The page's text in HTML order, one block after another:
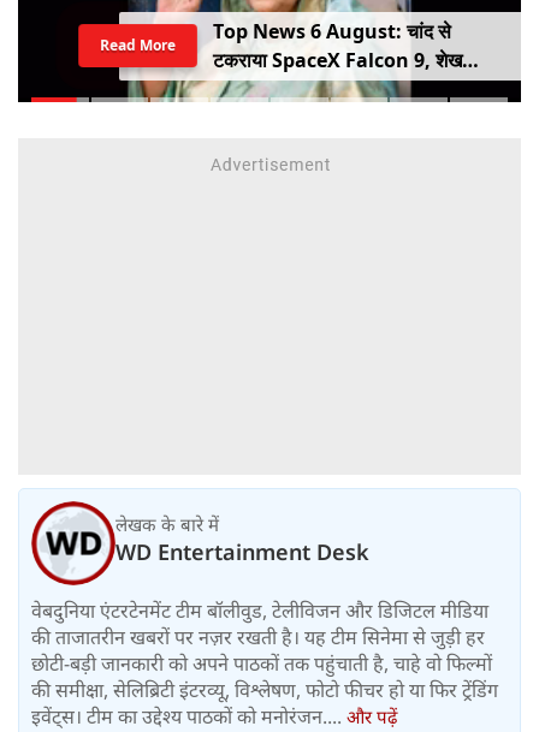
Top News 6 August: चांद से
टकराया SpaceX Falcon 9, शेख
हसीना की घर वापसी का ऐलान, MP में बस
Read More
लेखक के बारे में
WD Entertainment Desk
वेबदुनिया एंटरटेनमेंट टीम बॉलीवुड, टेलीविजन और डिजिटल मीडिया
की ताजातरीन खबरों पर नज़र रखती है। यह टीम सिनेमा से जुड़ी हर
छोटी-बड़ी जानकारी को अपने पाठकों तक पहुंचाती है, चाहे वो फिल्मों
की समीक्षा, सेलिब्रिटी इंटरव्यू, विश्लेषण, फोटो फीचर हो या फिर ट्रेंडिंग
इवेंट्स। टीम का उद्देश्य पाठकों को मनोरंजन.... और पढ़ें